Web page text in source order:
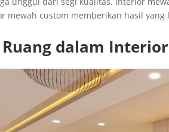
mewah custom memberikan hasil
dalam